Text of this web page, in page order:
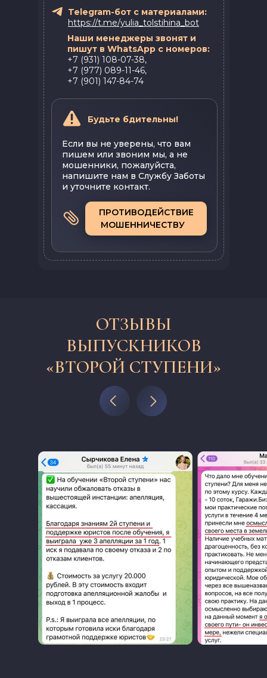
Наши менеджеры звонят и
пишут в WhatsApp с номеров:
+7 (931) 108-07-38,
+7 (977) 089-11-46,
+7 (901) 147-84-74
Telegram-бот с материалами:
https://t.me/yulia_tolstihina_bot
Если вы не уверены, что вам
пишем или звоним мы, а не
мошенники, пожалуйста,
напишите нам в Службу Заботы
и уточните контакт.
Будьте бдительны!
ПРОТИВОДЕЙСТВИЕ
МОШЕННИЧЕСТВУ
ОТЗЫВЫ
ВЫПУСКНИКОВ
«ВТОРОЙ СТУПЕНИ»